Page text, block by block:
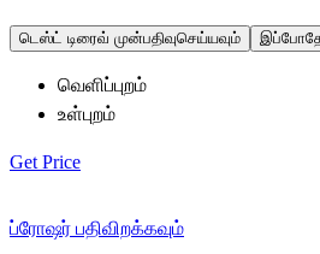
டெஸ்ட் டிரைவ் முன்பதிவுசெய்யவும் இப்போதே
வெளிப்புறம்
உள்புறம்
Get Price
ப்ரோஷர் பதிவிறக்கவும்